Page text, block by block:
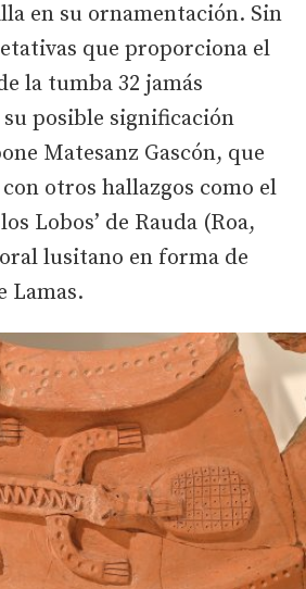
en su ornamentación. Sin
que proporciona el
la tumba 32 jamás
posible significación
Matesanz Gascón, que
otros hallazgos como el
Lobos’ de Rauda (Roa,
lusitano en forma de
Lamas.